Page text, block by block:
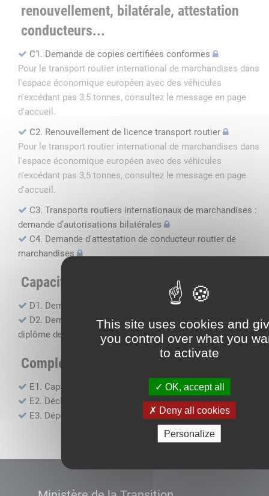
This site uses cookies and
you control over what you
to activate
OK, accept all
Deny all cookies
Personalize
renouvellement, bilatérale, attestation
conducteurs...
C1. Demande de copies certifiées conformes
Pour le transport routier international de marchandises dans
l'espace économique européen avec des véhicules
n'excédant pas 3,5 tonnes, consultez le message en page
d'accueil.
C2. Renouvellement de licence transport routier
Pour le transport routier international de marchandises dans
l'espace économique européen avec des véhicules
n'excédant pas 3,5 tonnes, consultez le message en page
d'accueil.
C3. Transports routiers internationaux de marchandises :
demande d’autorisations bilatérales
C4. Demande d'attestation de conducteur routier de
marchandises
Capacité professionnelle
D1. Demande d’attestation de capacité professionnelle
D2. Demande de certificat attestant l'obtention du
diplôme de capacité professionnelle
Compléments, suivi financier
E1. Capacité financière
E2. Déclaration de sous-traitance
E3. Dépôt des comptes annuels